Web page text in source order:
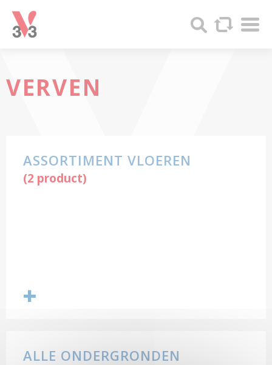
V33
Peintures
Search
VERVEN
ASSORTIMENT VLOEREN
(2 product)
ALLE ONDERGRONDEN